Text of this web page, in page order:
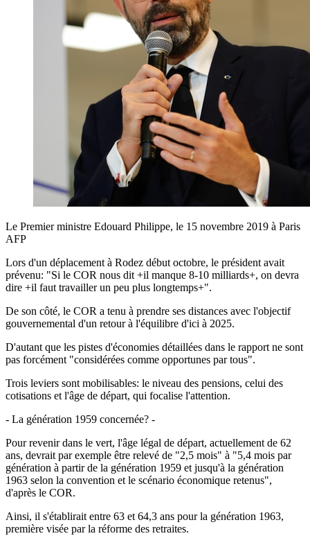
Le Premier ministre Edouard Philippe, le 15 novembre 2019 à Paris
AFP
Lors d'un déplacement à Rodez début octobre, le président avait
prévenu: "Si le COR nous dit +il manque 8-10 milliards+, on devra
dire +il faut travailler un peu plus longtemps+".
De son côté, le COR a tenu à prendre ses distances avec l'objectif
gouvernemental d'un retour à l'équilibre d'ici à 2025.
D'autant que les pistes d'économies détaillées dans le rapport ne sont
pas forcément "considérées comme opportunes par tous".
Trois leviers sont mobilisables: le niveau des pensions, celui des
cotisations et l'âge de départ, qui focalise l'attention.
- La génération 1959 concernée? -
Pour revenir dans le vert, l'âge légal de départ, actuellement de 62
ans, devrait par exemple être relevé de "2,5 mois" à "5,4 mois par
génération à partir de la génération 1959 et jusqu'à la génération
1963 selon la convention et le scénario économique retenus",
d'après le COR.
Ainsi, il s'établirait entre 63 et 64,3 ans pour la génération 1963,
première visée par la réforme des retraites.